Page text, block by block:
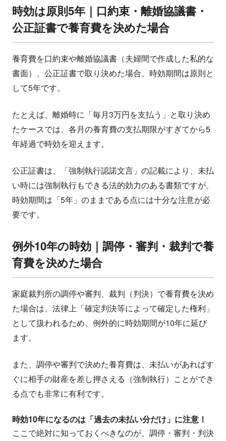
時効は原則5年｜口約束・離婚協議書・
公正証書で養育費を決めた場合
養育費を口約束や離婚協議書（夫婦間で作成した私的な
書面）、公正証書で取り決めた場合、時効期間は原則と
して5年です。
たとえば、離婚時に「毎月3万円を支払う」と取り決め
たケースでは、各月の養育費の支払期限がすぎてから5
年経過で時効を迎えます。
公正証書は、「強制執行認諾文言」の記載により、未払
い時には強制執行もできる法的効力のある書類ですが、
時効期間は「5年」のままである点には十分な注意が必
要です。
例外10年の時効｜調停・審判・裁判で養
育費を決めた場合
家庭裁判所の調停や審判、裁判（判決）で養育費を決め
た場合は、法律上「確定判決等によって確定した権利」
として扱われるため、例外的に時効期間が10年に延び
ます。
また、調停や審判で決めた養育費は、未払いがあればす
ぐに相手の財産を差し押さえる（強制執行）ことができ
る点でも非常に有利です。
時効10年になるのは「過去の未払い分だけ」に注意！
ここで絶対に知っておくべきなのが、調停・審判・判決